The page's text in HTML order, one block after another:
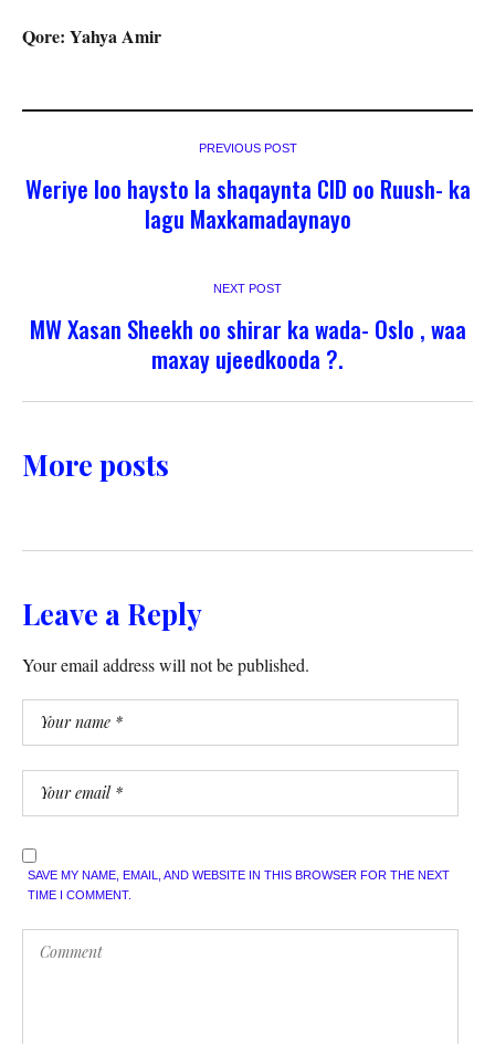
Qore: Yahya Amir
PREVIOUS POST
Weriye loo haysto la shaqaynta CID oo Ruush- ka
lagu Maxkamadaynayo
NEXT POST
MW Xasan Sheekh oo shirar ka wada- Oslo , waa
maxay ujeedkooda ?.
More posts
Leave a Reply
Your email address will not be published.
SAVE MY NAME, EMAIL, AND WEBSITE IN THIS BROWSER FOR THE NEXT
TIME I COMMENT.